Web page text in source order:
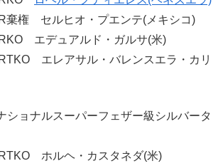
権 セルヒオ・プエンテ(メキシコ)
エデュアルド・ガルサ(米)
エレアサル・バレンスエラ・カリ
ショナルスーパーフェザー級シルバータ
ホルヘ・カスタネダ(米)